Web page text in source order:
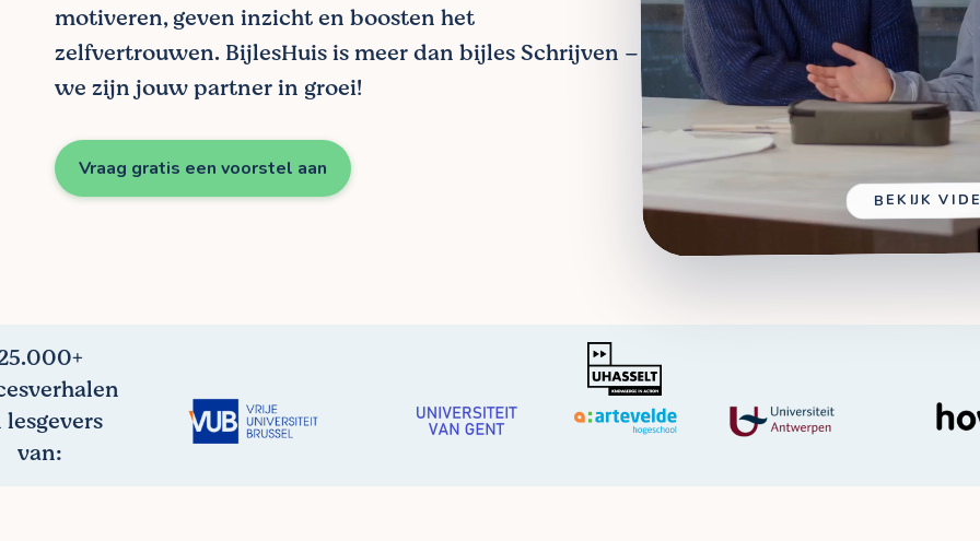
motiveren, geven inzicht en boosten het
zelfvertrouwen. BijlesHuis is meer dan bijles Schrijven –
we zijn jouw partner in groei!
Vraag gratis een voorstel aan
BEKIJK
lesgevers
van: